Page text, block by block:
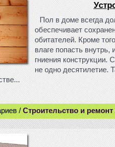
Пол в доме всегда
обеспечивает
обитателей. Кроме
влаге попасть
гниения конструкции.
не одно десятилетие.
/Строительство и ремонт